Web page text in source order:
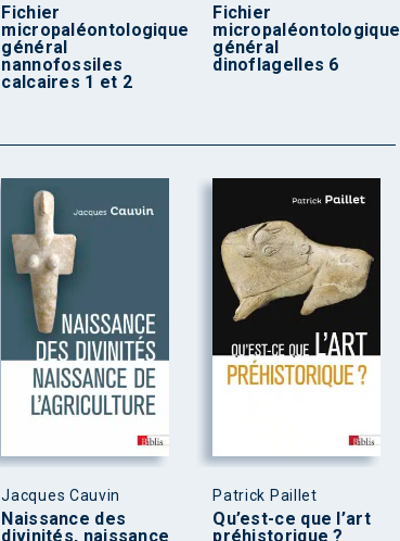
Fichier
micropaléontologique
général
nannofossiles
calcaires 1 et 2
Fichier
micropaléontologique
général
dinoflagelles 6
Jacques Cauvin
Naissance des
divinités, naissance
Patrick Paillet
Qu’est-ce que l’art
préhistorique ?